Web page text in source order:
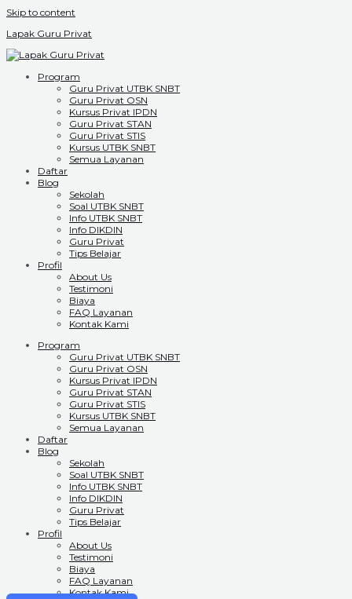
Skip to content
Lapak Guru Privat
Program
Guru Privat UTBK SNBT
Guru Privat OSN
Kursus Privat IPDN
Guru Privat STAN
Guru Privat STIS
Kursus UTBK SNBT
Semua Layanan
Daftar
Blog
Sekolah
Soal UTBK SNBT
Info UTBK SNBT
Info DIKDIN
Guru Privat
Tips Belajar
Profil
About Us
Testimoni
Biaya
FAQ Layanan
Kontak Kami
Program
Guru Privat UTBK SNBT
Guru Privat OSN
Kursus Privat IPDN
Guru Privat STAN
Guru Privat STIS
Kursus UTBK SNBT
Semua Layanan
Daftar
Blog
Sekolah
Soal UTBK SNBT
Info UTBK SNBT
Info DIKDIN
Guru Privat
Tips Belajar
Profil
About Us
Testimoni
Biaya
FAQ Layanan
Kontak Kami